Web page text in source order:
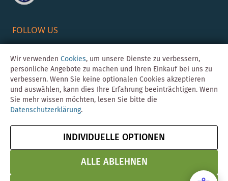
FOLLOW US
Magento-Agentur Y1 Digital AG
& Sicherheit
Vertrag widerrufen
Wir verwenden Cookies, um unsere Dienste zu verbessern,
persönliche Angebote zu machen und Ihren Einkauf bei uns zu
verbessern. Wenn Sie keine optionalen Cookies akzeptieren
und auswählen, kann dies Ihre Erfahrung beeinträchtigen. Wenn
Sie mehr wissen möchten, lesen Sie bitte die
Datenschutzerklärung.
INDIVIDUELLE OPTIONEN
ALLE ABLEHNEN